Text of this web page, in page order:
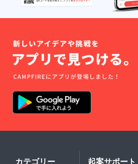
カテゴリー 起案サポート